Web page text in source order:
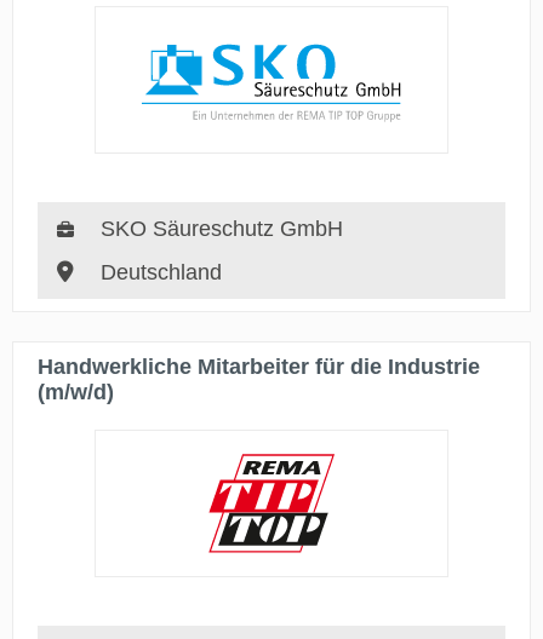
SKO Säureschutz GmbH
Deutschland
Handwerkliche Mitarbeiter für die Industrie
(m/w/d)